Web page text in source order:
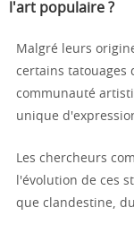
l'art populaire ?
Malgré leurs
certains tatouages
communauté
unique
Les chercheurs
l'évolution de ces
que clandestine,